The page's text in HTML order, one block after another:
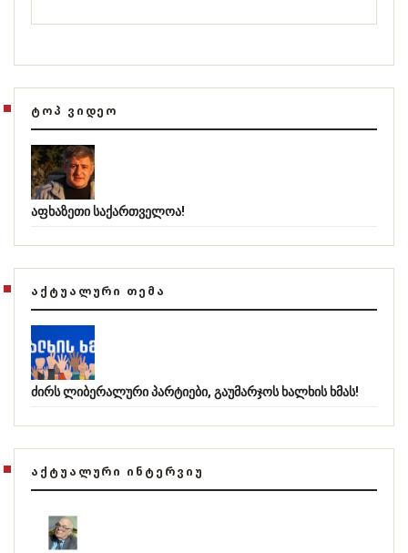
ᲢᲝᲞ ᲕᲘᲓᲔᲝ
აფხაზეთი საქართველოა!
ᲐᲥᲢᲣᲐᲚᲣᲠᲘ ᲗᲔᲛᲐ
ძირს ლიბერალური პარტიები, გაუმარჯოს ხალხის ხმას!
ᲐᲥᲢᲣᲐᲚᲣᲠᲘ ᲘᲜᲢᲔᲠᲕᲘᲣ